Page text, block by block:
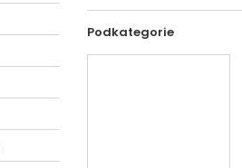
Podkategorie